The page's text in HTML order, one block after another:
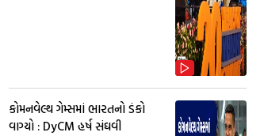
કોમનવેલ્થ ગેમ્સમાં ભારતનો ડંકો
વાગ્યો : DyCM હર્ષ સંઘવી